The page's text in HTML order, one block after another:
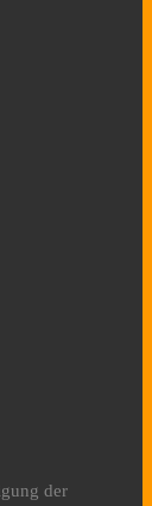
der